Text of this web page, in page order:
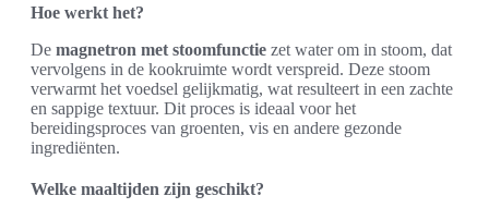
Hoe werkt het?
De magnetron met stoomfunctie zet water om in stoom, dat
vervolgens in de kookruimte wordt verspreid. Deze stoom
verwarmt het voedsel gelijkmatig, wat resulteert in een zachte
en sappige textuur. Dit proces is ideaal voor het
bereidingsproces van groenten, vis en andere gezonde
ingrediënten.
Welke maaltijden zijn geschikt?